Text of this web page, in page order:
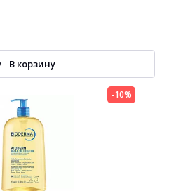
В корзину
-10%